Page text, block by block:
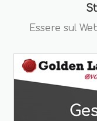
Essere sul